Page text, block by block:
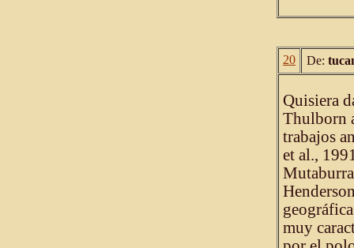
20 De:
Quisiera
Thulborn
trabajos
et al.,
muy